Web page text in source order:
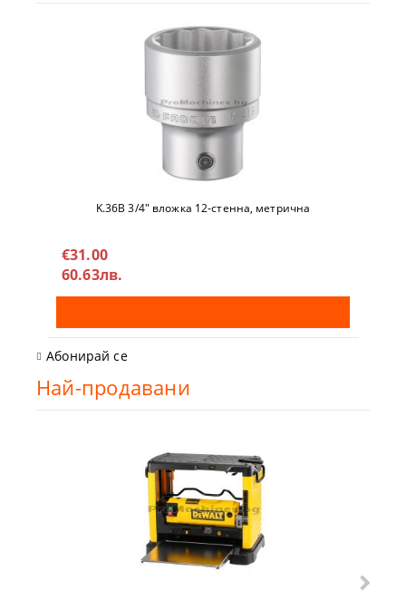
K.36B 3/4" вложкa 12-стeннa, метричнa
€31.00
60.63лв.
Абонирай се
Най-продавани